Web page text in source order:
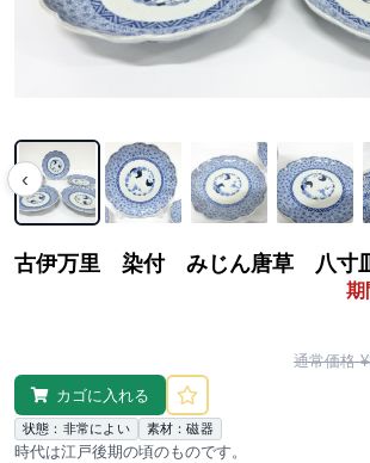
‹
古伊万里 染付 みじん唐草 八寸
期
通常価格
カゴに入れる
状態：非常によい 素材：磁器
時代は江戸後期の頃のものです。